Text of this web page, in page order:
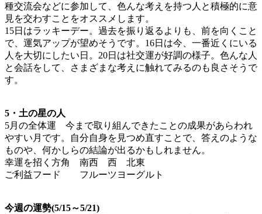
種交流会などに参加して、色んな考えを持つ人と積極的に意
見を交わすことをオススメします。
15日はラッキーデー。過去を振り返るよりも、前を向くこと
で、運気アップが望めそうです。16日は今、一番近くにいる
人を大切にしたい日。20日は社交運が好調の様子。色んな人
と会話をして、さまざまな考えに触れてみるのも良さそうで
す。
5・土の星の人
5月の全体運 今まで取り組んできたことの成果があらわれ
やすい月です。自分自身を見つめ直すことで、答えのような
ものや、何かしらの結論が出るかもしれません。
幸運を招く方角 南西 西 北東
ご利益フード フルーツヨーグルト
今週の運勢(5/15～5/21)